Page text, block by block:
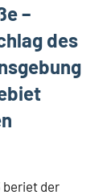
–
des
beriet der